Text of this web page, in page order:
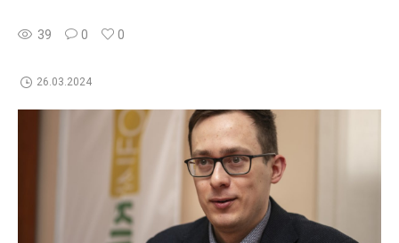
39 0 0
26.03.2024